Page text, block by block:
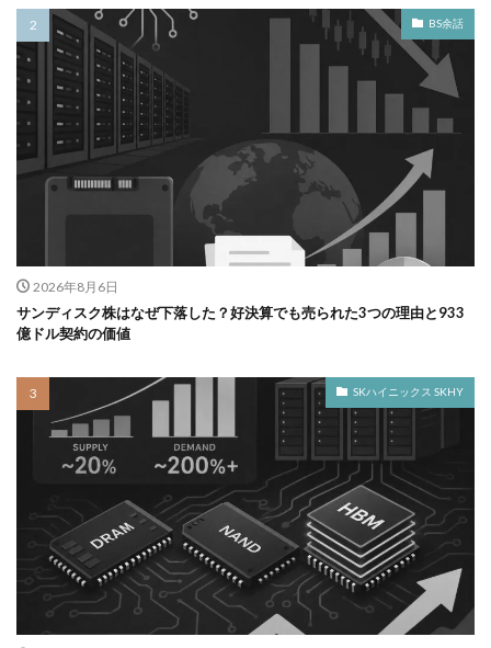
BS余話
2026年8月6日
サンディスク株はなぜ下落した？好決算でも売られた3つの理由と933
億ドル契約の価値
SKハイニックス SKHY